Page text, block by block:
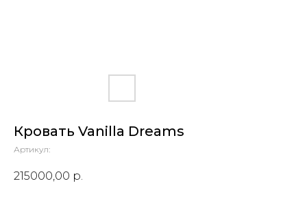
Кровать Vanilla Dreams
Артикул:
215000,00 р.